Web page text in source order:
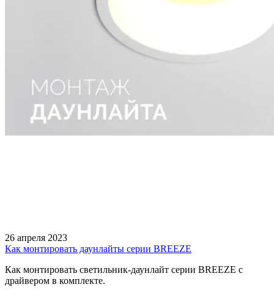
26 апреля 2023
Как монтировать даунлайты серии BREEZE
Как монтировать светильник-даунлайт серии BREEZE с
драйвером в комплекте.